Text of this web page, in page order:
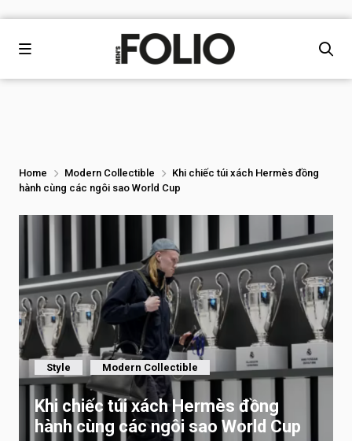
Home Modern Collectible
Khi chiếc túi xách Hermès đồng
hành cùng các ngôi sao World Cup
Style Modern Collectible
Khi chiếc túi xách Hermès đồng
hành cùng các ngôi sao World Cup